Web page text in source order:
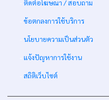
ติดต่อโฆษณา / สอบถาม
ข้อตกลงการใช้บริการ
นโยบายความเป็นส่วนตัว
แจ้งปัญหาการใช้งาน
สถิติเว็บไซต์